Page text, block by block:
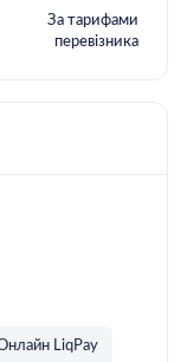
За тарифами
перевізника
LiqPay